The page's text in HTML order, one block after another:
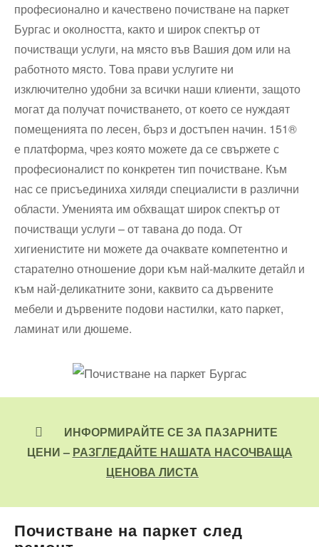
професионално и качествено почистване на паркет
Бургас и околността, както и широк спектър от
почистващи услуги, на място във Вашия дом или на
работното място. Това прави услугите ни
изключително удобни за всички наши клиенти, защото
могат да получат почистването, от което се нуждаят
помещенията по лесен, бърз и достъпен начин. 151®
е платформа, чрез която можете да се свържете с
професионалист по конкретен тип почистване. Към
нас се присъединиха хиляди специалисти в различни
области. Уменията им обхващат широк спектър от
почистващи услуги – от тавана до пода. От
хигиенистите ни можете да очаквате компетентно и
старателно отношение дори към най-малките детайл и
към най-деликатните зони, каквито са дървените
мебели и дървените подови настилки, като паркет,
ламинат или дюшеме.
ИНФОРМИРАЙТЕ СЕ ЗА ПАЗАРНИТЕ
ЦЕНИ – РАЗГЛЕДАЙТЕ НАШАТА НАСОЧВАЩА
ЦЕНОВА ЛИСТА
Почистване на паркет след